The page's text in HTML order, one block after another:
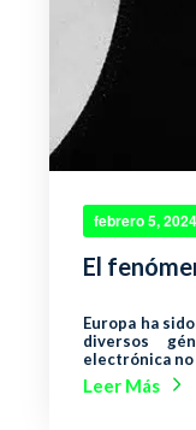
febrero 5, 2024
El
Europa ha
diversos
electrónica no
Leer Más